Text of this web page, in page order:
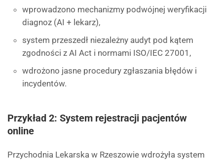
wprowadzono mechanizmy podwójnej weryfikacji
diagnoz (AI + lekarz),
system przeszedł niezależny audyt pod kątem
zgodności z AI Act i normami ISO/IEC 27001,
wdrożono jasne procedury zgłaszania błędów i
incydentów.
Przykład 2: System rejestracji pacjentów
online
Przychodnia Lekarska w Rzeszowie wdrożyła system